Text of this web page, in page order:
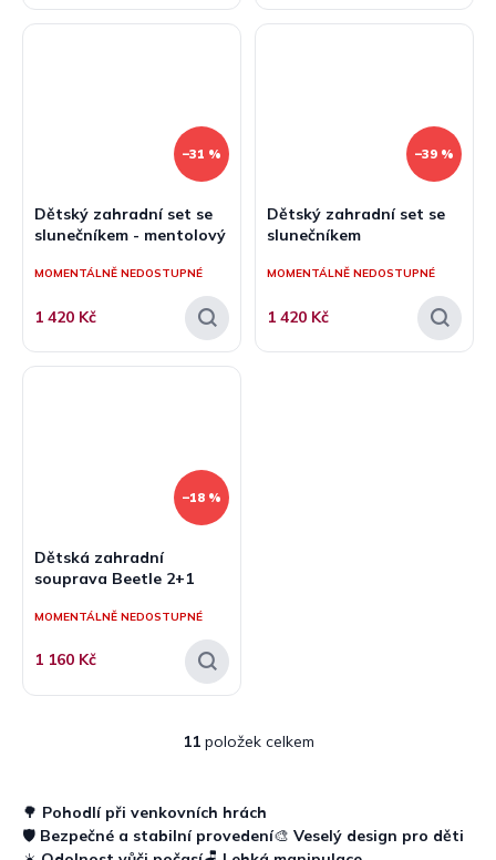
–31 %
Dětský zahradní set se
slunečníkem - mentolový
MOMENTÁLNĚ NEDOSTUPNÉ
1 420 Kč
–39 %
Dětský zahradní set se
slunečníkem
MOMENTÁLNĚ NEDOSTUPNÉ
1 420 Kč
–18 %
Dětská zahradní
souprava Beetle 2+1
MOMENTÁLNĚ NEDOSTUPNÉ
1 160 Kč
O
á
d
11položek celkem
🌳 Pohodlí při venkovních hrách
🛡️ Bezpečné a stabilní provedení🎨 Veselý design pro děti